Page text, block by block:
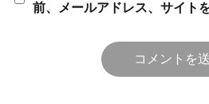
前、メールアドレス、サイト